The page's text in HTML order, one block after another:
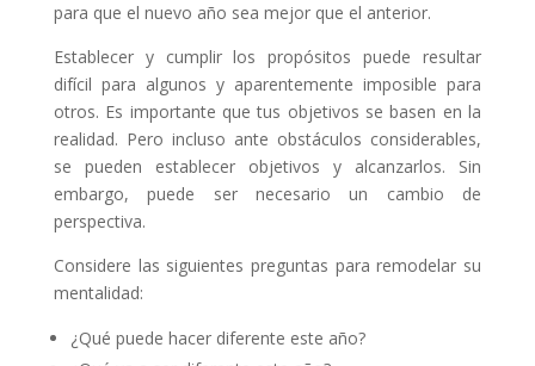
para que el nuevo año sea mejor que el anterior.
Establecer y cumplir los propósitos puede resultar
difícil para algunos y aparentemente imposible para
otros. Es importante que tus objetivos se basen en la
realidad. Pero incluso ante obstáculos considerables,
se pueden establecer objetivos y alcanzarlos. Sin
embargo, puede ser necesario un cambio de
perspectiva.
Considere las siguientes preguntas para remodelar su
mentalidad:
¿Qué puede hacer diferente este año?